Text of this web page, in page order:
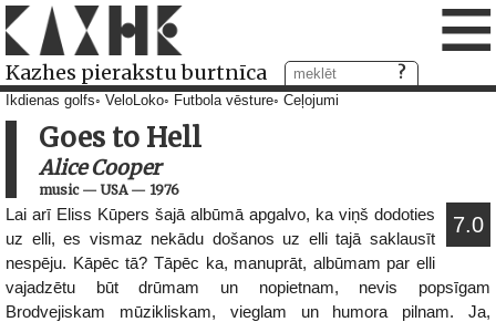
Kazhes pierakstu burtnīca ≡
Ikdienas golfs VeloLoko Futbola vēsture Ceļojumi
Goes to Hell
Alice Cooper
music— USA— 1976
7.0
Lai arī Eliss Kūpers šajā albūmā apgalvo, ka viņš dodoties
uz elli, es vismaz nekādu došanos uz elli tajā saklausīt
nespēju. Kāpēc tā? Tāpēc ka, manuprāt, albūmam par elli
vajadzētu būt drūmam un nopietnam, nevis popsīgam
Brodvejiskam mūzikliskam, vieglam un humora pilnam. Ja,